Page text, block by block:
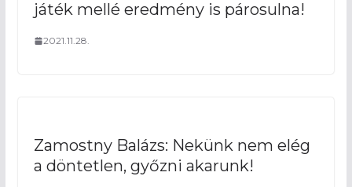
játék mellé eredmény is párosulna!
2021.11.28.
Zamostny Balázs: Nekünk nem elég
a döntetlen, győzni akarunk!